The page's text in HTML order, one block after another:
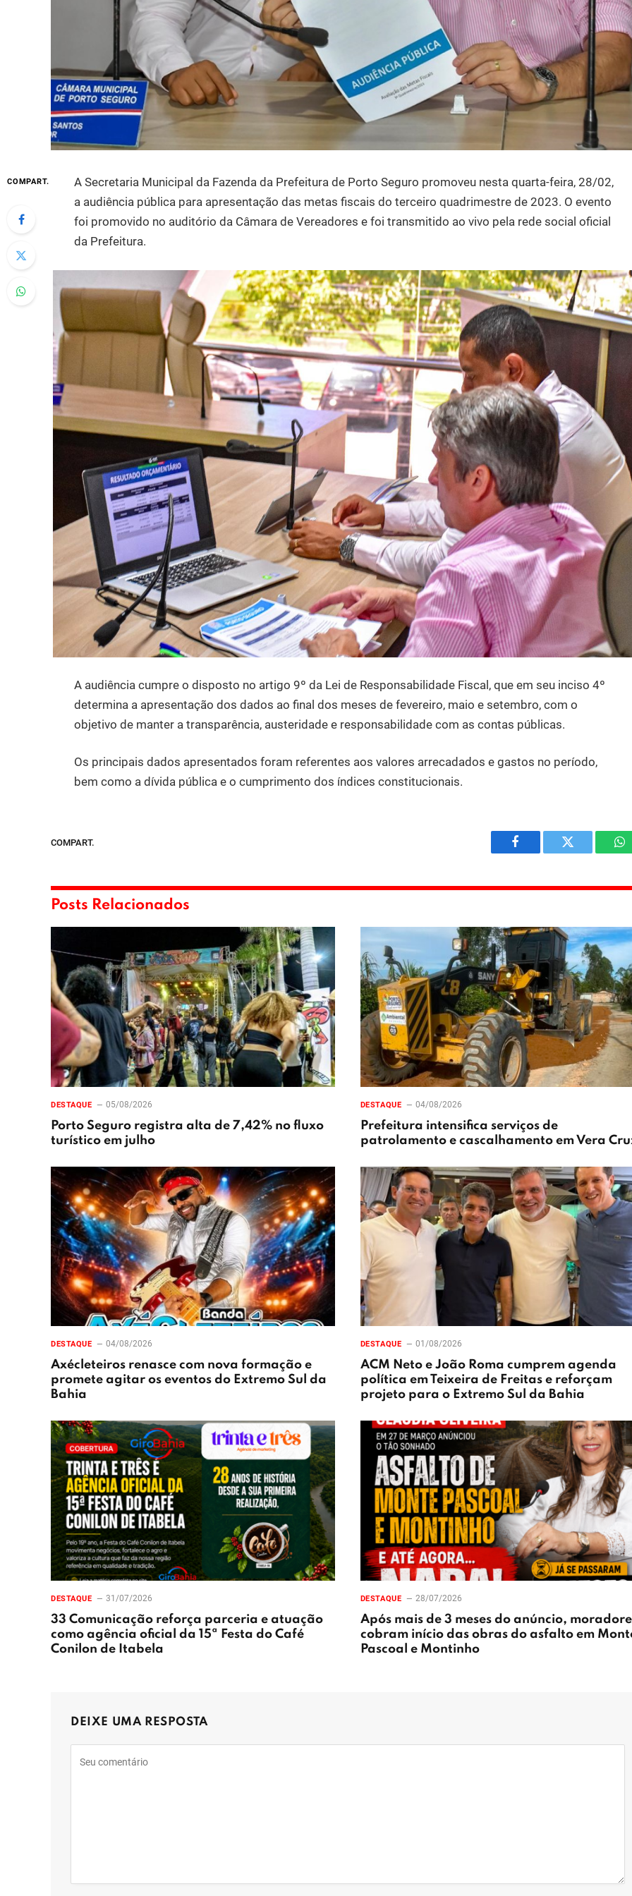
COMPART.
A Secretaria Municipal da Fazenda da Prefeitura de Porto Seguro promoveu nesta quarta-feira, 28/02,
a audiência pública para apresentação das metas fiscais do terceiro quadrimestre de 2023. O evento
foi promovido no auditório da Câmara de Vereadores e foi transmitido ao vivo pela rede social oficial
da Prefeitura.
A audiência cumpre o disposto no artigo 9º da Lei de Responsabilidade Fiscal, que em seu inciso 4º
determina a apresentação dos dados ao final dos meses de fevereiro, maio e setembro, com o
objetivo de manter a transparência, austeridade e responsabilidade com as contas públicas.
Os principais dados apresentados foram referentes aos valores arrecadados e gastos no período,
bem como a dívida pública e o cumprimento dos índices constitucionais.
COMPART.
Facebook Twitter
Posts Relacionados
DESTAQUE 05/08/2026
Porto Seguro registra alta de 7,42% no fluxo
turístico em julho
DESTAQUE 04/08/2026
Prefeitura intensifica serviços de
patrolamento e cascalhamento em Vera
DESTAQUE 04/08/2026
Axécleteiros renasce com nova formação e
promete agitar os eventos do Extremo Sul da
Bahia
DESTAQUE 01/08/2026
ACM Neto e João Roma cumprem agenda
política em Teixeira de Freitas e reforçam
projeto para o Extremo Sul da Bahia
DESTAQUE 31/07/2026
33 Comunicação reforça parceria e atuação
como agência oficial da 15ª Festa do Café
Conilon de Itabela
DESTAQUE 28/07/2026
Após mais de 3 meses do anúncio,
cobram início das obras do asfalto em
Pascoal e Montinho
DEIXE UMA RESPOSTA